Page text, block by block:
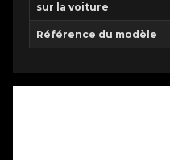
sur la voiture
Référence du modèle